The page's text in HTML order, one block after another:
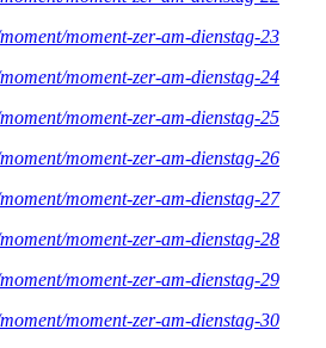
moment-zer-am-dienstag-23
moment-zer-am-dienstag-24
moment-zer-am-dienstag-25
moment-zer-am-dienstag-26
moment-zer-am-dienstag-27
moment-zer-am-dienstag-28
moment-zer-am-dienstag-29
moment-zer-am-dienstag-30